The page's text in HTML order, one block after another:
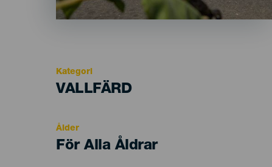
Kategori
Categoría
VALLFÄRD
Ålder
Edad
För Alla Åldrar